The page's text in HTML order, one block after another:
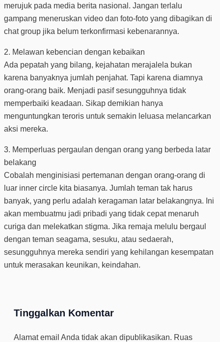
merujuk pada media berita nasional. Jangan terlalu
gampang meneruskan video dan foto-foto yang dibagikan di
chat group jika belum terkonfirmasi kebenarannya.
2. Melawan kebencian dengan kebaikan
Ada pepatah yang bilang, kejahatan merajalela bukan
karena banyaknya jumlah penjahat. Tapi karena diamnya
orang-orang baik. Menjadi pasif sesungguhnya tidak
memperbaiki keadaan. Sikap demikian hanya
menguntungkan teroris untuk semakin leluasa melancarkan
aksi mereka.
3. Memperluas pergaulan dengan orang yang berbeda latar
belakang
Cobalah menginisiasi pertemanan dengan orang-orang di
luar inner circle kita biasanya. Jumlah teman tak harus
banyak, yang perlu adalah keragaman latar belakangnya. Ini
akan membuatmu jadi pribadi yang tidak cepat menaruh
curiga dan melekatkan stigma. Jika remaja melulu bergaul
dengan teman seagama, sesuku, atau sedaerah,
sesungguhnya mereka sendiri yang kehilangan kesempatan
untuk merasakan keunikan, keindahan.
Tinggalkan Komentar
Alamat email Anda tidak akan dipublikasikan. Ruas